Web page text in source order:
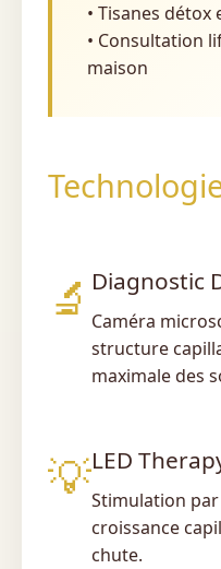
• Tisanes
• Consultation
maison
🔬 Diagnostic
Caméra
structure
maximale des
💡LED
Stimulation
croissance
chute.